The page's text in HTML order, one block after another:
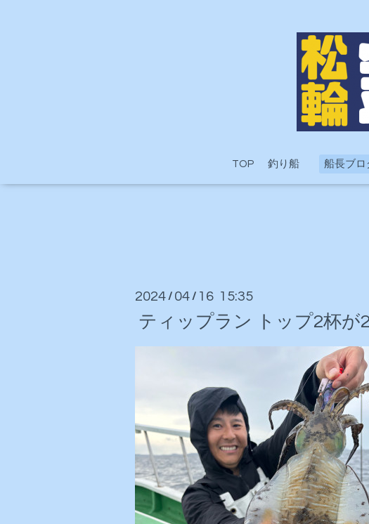
TOP 釣り船 船長ブロ
2024 / 04 / 16 15:35
ティップラン トップ2杯が